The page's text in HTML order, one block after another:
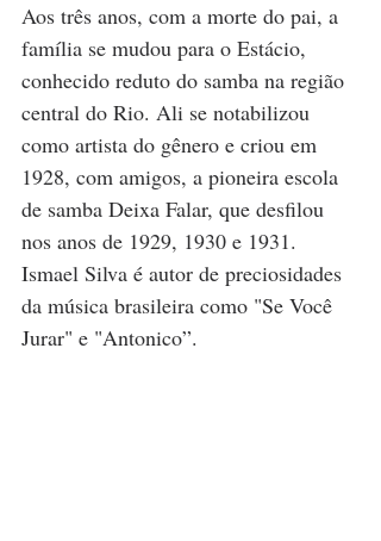
Aos três anos, com a morte do pai, a
família se mudou para o Estácio,
conhecido reduto do samba na região
central do Rio. Ali se notabilizou
como artista do gênero e criou em
1928, com amigos, a pioneira escola
de samba Deixa Falar, que desfilou
nos anos de 1929, 1930 e 1931.
Ismael Silva é autor de preciosidades
da música brasileira como "Se Você
Jurar" e "Antonico”.